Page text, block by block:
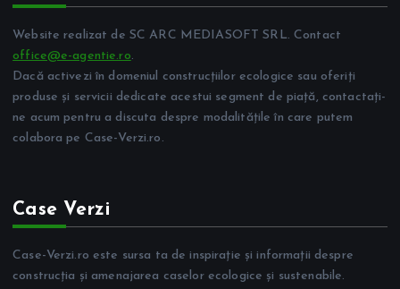
Website realizat de SC ARC MEDIASOFT SRL. Contact
office@e-agentie.ro.
Dacă activezi în domeniul construcțiilor ecologice sau oferiți
produse și servicii dedicate acestui segment de piață, contactați-
ne acum pentru a discuta despre modalitățile în care putem
colabora pe Case-Verzi.ro.
Case Verzi
Case-Verzi.ro este sursa ta de inspirație și informații despre
construcția și amenajarea caselor ecologice și sustenabile.